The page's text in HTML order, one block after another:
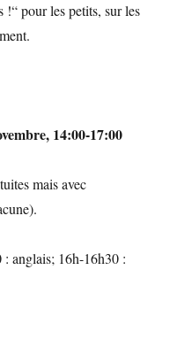
!“ pour les petits, sur les
14:00-17:00
mais avec
anglais; 16h-16h30 :